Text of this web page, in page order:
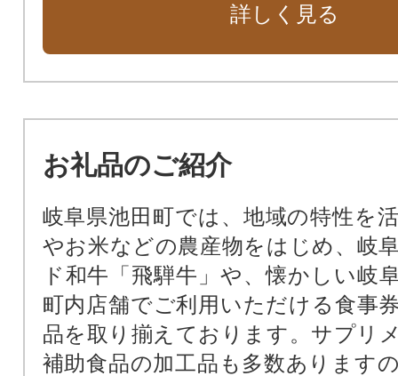
詳しく見る
お礼品のご紹介
岐阜県池田町では、地域の特性を
やお米などの農産物をはじめ、岐
ド和牛「飛騨牛」や、懐かしい岐
町内店舗でご利用いただける食事
品を取り揃えております。サプリ
補助食品の加工品も多数あります